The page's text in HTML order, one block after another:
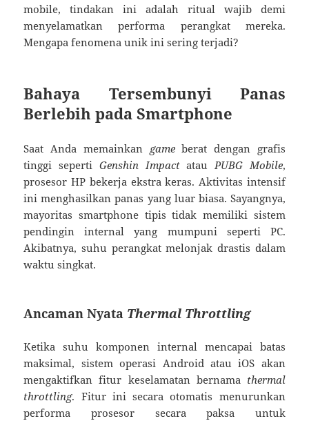
mobile, tindakan ini adalah ritual wajib demi
menyelamatkan performa perangkat mereka.
Mengapa fenomena unik ini sering terjadi?
Bahaya Tersembunyi Panas
Berlebih pada Smartphone
Saat Anda memainkan gameberat dengan grafis
tinggi seperti Genshin Impactatau PUBG Mobile,
prosesor HP bekerja ekstra keras. Aktivitas intensif
ini menghasilkan panas yang luar biasa. Sayangnya,
mayoritas smartphone tipis tidak memiliki sistem
pendingin internal yang mumpuni seperti PC.
Akibatnya, suhu perangkat melonjak drastis dalam
waktu singkat.
Ancaman Nyata Thermal Throttling
Ketika suhu komponen internal mencapai batas
maksimal, sistem operasi Android atau iOS akan
mengaktifkan fitur keselamatan bernama thermal
throttling. Fitur ini secara otomatis menurunkan
performa prosesor secara paksa untuk